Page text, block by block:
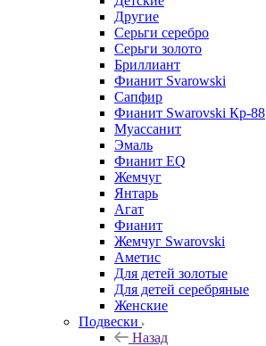
Другие
Серьги серебро
Серьги золото
Бриллиант
Фианит Svarowski
Сапфир
Фианит Swarovski Кр-88
Муассанит
Эмаль
Фианит EQ
Жемчуг
Янтарь
Агат
Фианит
Жемчуг Swarovski
Аметис
Для детей золотые
Для детей серебряные
Женские
Подвески
Назад